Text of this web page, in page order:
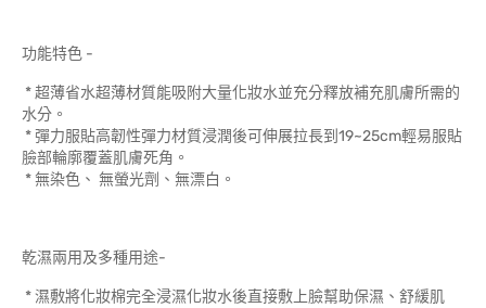
功能特色 -
* 超薄省水超薄材質能吸附大量化妝水並充分釋放補充肌膚所需的
水分。
* 彈力服貼高韌性彈力材質浸潤後可伸展拉長到19~25cm輕易服貼
臉部輪廓覆蓋肌膚死角。
* 無染色、 無螢光劑、無漂白。
乾濕兩用及多種用途-
* 濕敷將化妝棉完全浸濕化妝水後直接敷上臉幫助保濕、舒緩肌